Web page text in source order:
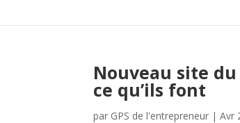
Nouveau site
ce qu’ils font
par GPS de l'entrepreneur |Avr